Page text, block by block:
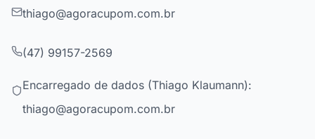
thiago@agoracupom.com.br
(47) 99157-2569
Encarregado de dados (Thiago Klaumann):
thiago@agoracupom.com.br